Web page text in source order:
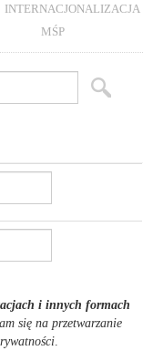
INTERNACJONALIZACJA
MŚP
i innych formach
się na przetwarzanie